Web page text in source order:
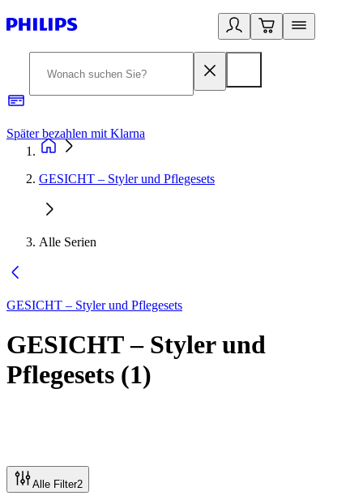
Später bezahlen mit Klarna
GESICHT – Styler und Pflegesets
Alle Serien
GESICHT – Styler und Pflegesets
GESICHT – Styler und
Pflegesets (1)
Alle Filter2